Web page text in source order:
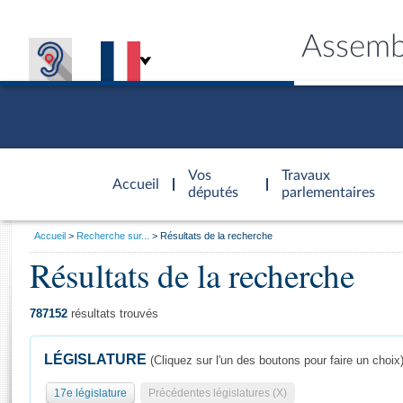
Accueil
d'accueil
Vos
députés
Travaux
parlementaires
Général
Vous
Accueil Recherche sur... Résultats de la recherche
Résultats de la recherche
787152 résultats trouvés
LÉGISLATURE (Cliquez sur l'un des boutons pour faire un choix)
17e législature Précédentes législatures (X)